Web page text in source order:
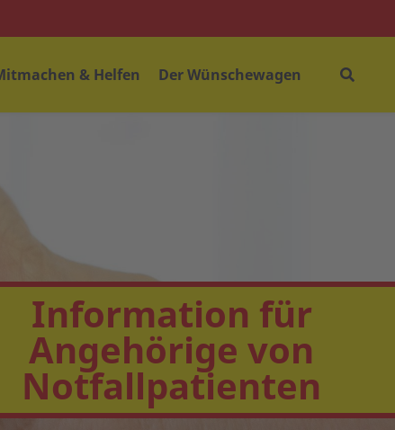
& Helfen Der Wünschewagen
Information für
Angehörige von
Notfallpatienten